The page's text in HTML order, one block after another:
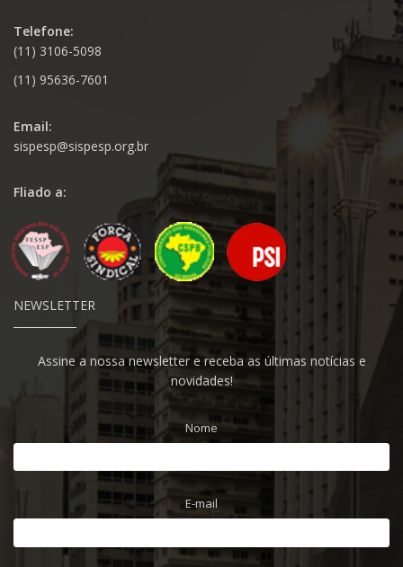
Telefone:
(11) 3106-5098
(11) 95636-7601
Email:
sispesp@sispesp.org.br
Fliado a:
NEWSLETTER
Assine a nossa newsletter e receba as últimas notícias e
novidades!
Nome
E-mail